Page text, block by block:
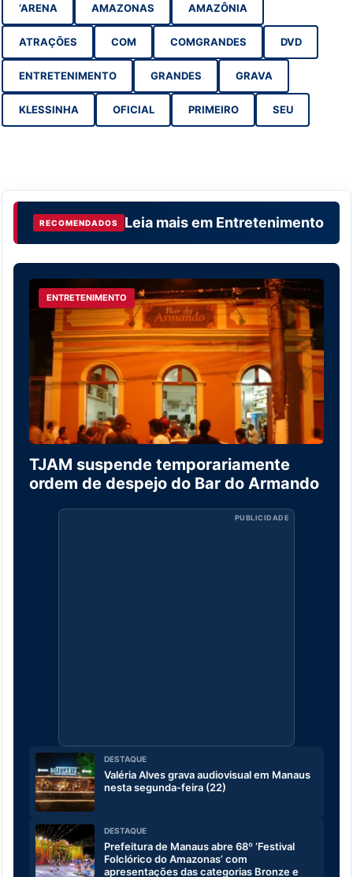
‘ARENA AMAZONAS AMAZÔNIA
ATRAÇÕES COM COMGRANDES DVD
ENTRETENIMENTO GRANDES GRAVA
KLESSINHA OFICIAL PRIMEIRO SEU
RECOMENDADOS Leia mais em Entretenimento
ENTRETENIMENTO
TJAM suspende temporariamente
ordem de despejo do Bar do Armando
PUBLICIDADE
DESTAQUE
Valéria Alves grava audiovisual em Manaus
nesta segunda-feira (22)
DESTAQUE
Prefeitura de Manaus abre 68º ‘Festival
Folclórico do Amazonas’ com
apresentações das categorias Bronze e